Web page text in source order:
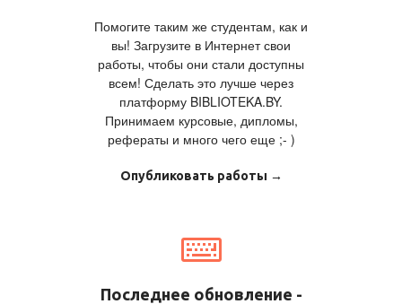
Помогите таким же студентам, как и
вы! Загрузите в Интернет свои
работы, чтобы они стали доступны
всем! Сделать это лучше через
платформу BIBLIOTEKA.BY.
Принимаем курсовые, дипломы,
рефераты и много чего еще ;- )
Опубликовать работы →
Последнее обновление -